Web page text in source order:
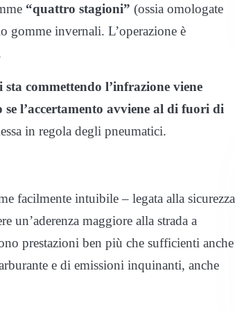
“quattro stagioni” (ossia omologate
gomme invernali. L’operazione è
commettendo l’infrazione viene
l’accertamento avviene al di fuori di
in regola degli pneumatici.
facilmente intuibile – legata alla sicurezza
un’aderenza maggiore alla strada a
prestazioni ben più che sufficienti anche
e di emissioni inquinanti, anche